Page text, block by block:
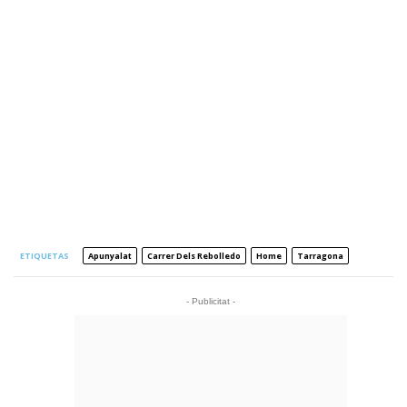
ETIQUETAS Apunyalat Carrer Dels Rebolledo Home Tarragona
- Publicitat -